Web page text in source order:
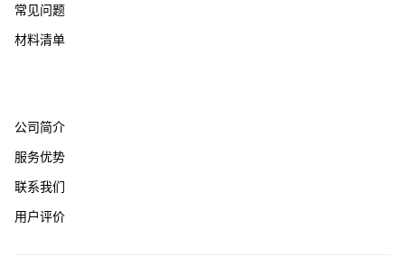
常见问题
材料清单
公司简介
服务优势
联系我们
用户评价